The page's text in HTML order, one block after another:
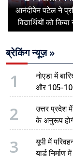
आनंदीबेन पटेल ने
विद्यार्थियों को
ब्रेकिंग न्यूज़ »
1
नोएडा में
और 105-
2
उत्तर प्रदेश
के अनुरूप
3
यूपी में
यार्ड निर्माण